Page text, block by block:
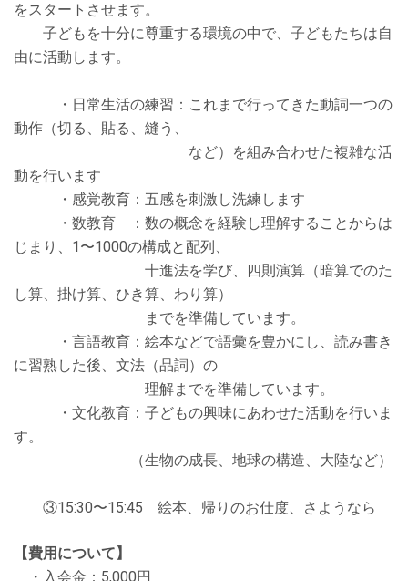
をスタートさせます。
⼦どもを⼗分に尊重する環境の中で、⼦どもたちは⾃
由に活動します。
・⽇常⽣活の練習：これまで⾏ってきた動詞⼀つの
動作（切る、貼る、縫う、
など）を組み合わせた複雑な活
動を⾏います
・感覚教育：五感を刺激し洗練します
・数教育 ：数の概念を経験し理解することからは
じまり、1〜1000の構成と配列、
⼗進法を学び、四則演算（暗算でのた
し算、掛け算、ひき算、わり算）
までを準備しています。
・⾔語教育：絵本などで語彙を豊かにし、読み書き
に習熟した後、⽂法（品詞）の
理解までを準備しています。
・⽂化教育：⼦どもの興味にあわせた活動を⾏いま
す。
（⽣物の成⻑、地球の構造、⼤陸など）
③15:30〜15:45 絵本、帰りのお仕度、さようなら
【費⽤について】
・⼊会⾦：5,000円